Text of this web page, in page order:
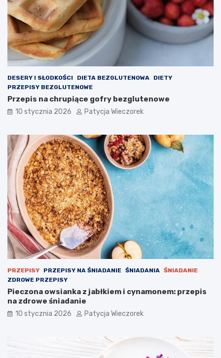
DESERY I SŁODKOŚCI DIETA BEZGLUTENOWA
DIETY
PRZEPISY BEZGLUTENOWE
Przepis na chrupiące gofry bezglutenowe
10 stycznia 2026 Patycja Wieczorek
PRZEPISY PRZEPISY NA ŚNIADANIE ŚNIADANIA
ŚNIADANIE
ZDROWE PRZEPISY
Pieczona owsianka z jabłkiem i cynamonem: przepis
na zdrowe śniadanie
10 stycznia 2026 Patycja Wieczorek